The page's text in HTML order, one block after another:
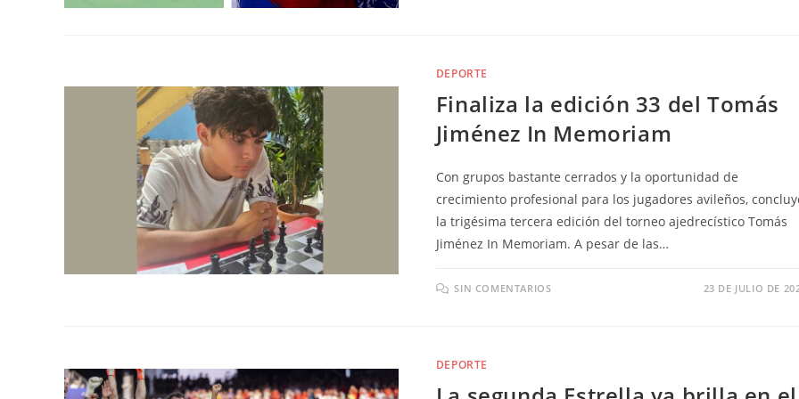
DEPORTE
Finaliza la edición 33 del Tomás
Jiménez In Memoriam
Con grupos bastante cerrados y la oportunidad de
crecimiento profesional para los jugadores avileños,
la trigésima tercera edición del torneo ajedrecístico Tomás
Jiménez In Memoriam. A pesar de las…
SIN COMENTARIOS 23 DE JULIO DE
DEPORTE